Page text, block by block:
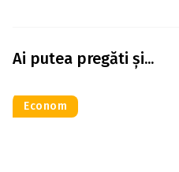
Ai putea pregăti și...
Econom